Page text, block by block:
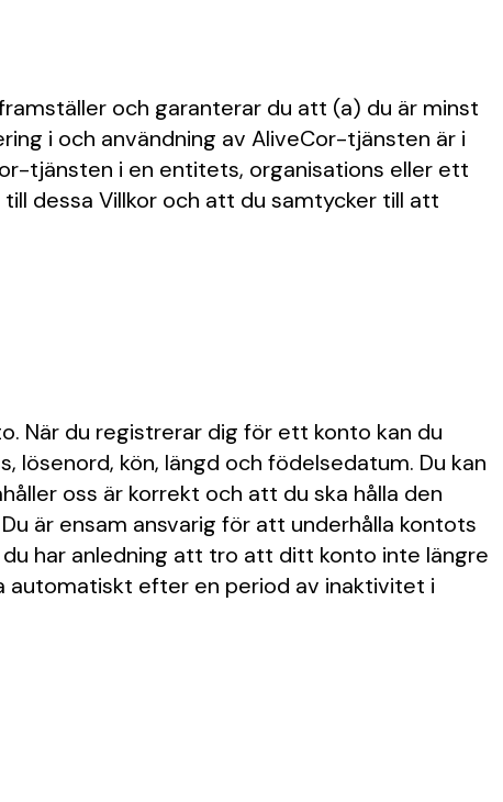
och garanterar du att (a) du är minst
i och användning av AliveCor-tjänsten är i
tjänsten i en entitets, organisations eller ett
dessa Villkor och att du samtycker till att
När du registrerar dig för ett konto kan du
kön, längd och födelsedatum. Du kan
oss är korrekt och att du ska hålla den
är ensam ansvarig för att underhålla kontots
har anledning att tro att ditt konto inte längre
automatiskt efter en period av inaktivitet i